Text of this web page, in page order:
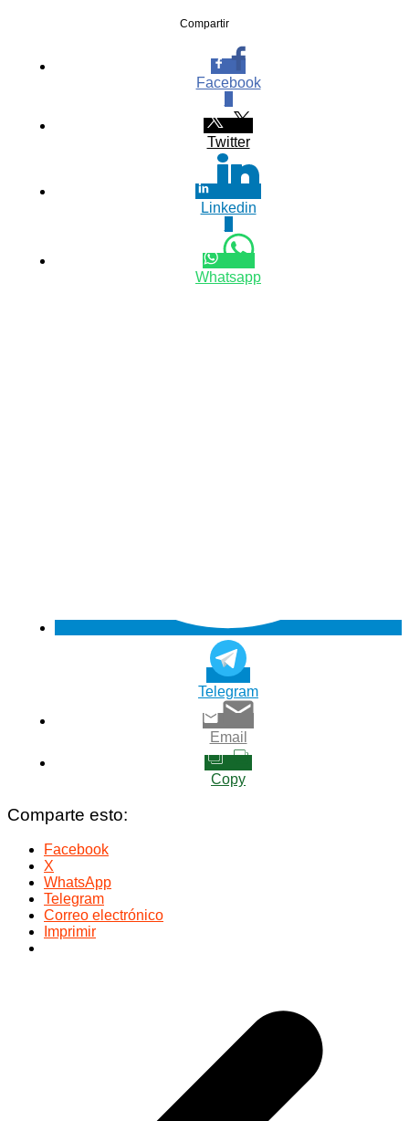
Compartir
Facebook
Twitter
Linkedin
Whatsapp
Telegram
Email
Copy
Comparte esto:
Facebook
X
WhatsApp
Telegram
Correo electrónico
Imprimir